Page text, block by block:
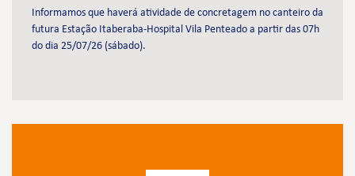
Informamos que haverá atividade de concretagem no canteiro da
futura Estação Itaberaba-Hospital Vila Penteado a partir das 07h
do dia 25/07/26 (sábado).